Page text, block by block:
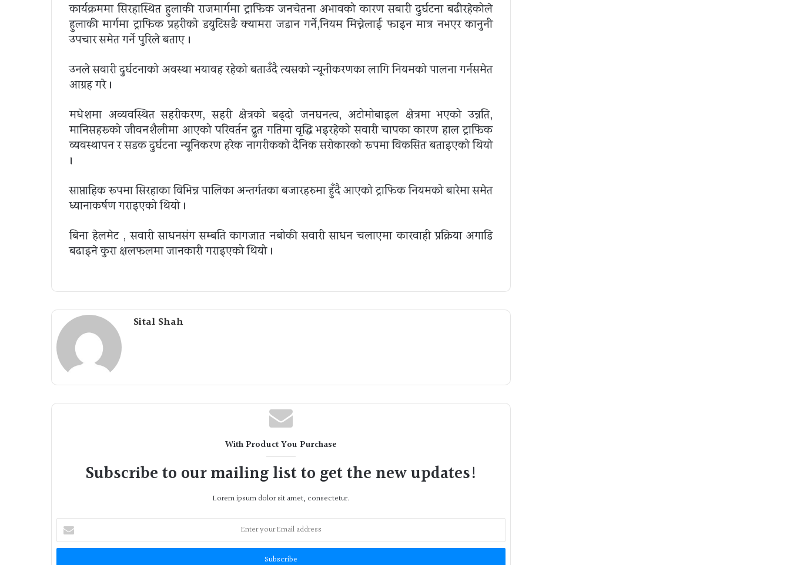
कार्यक्रममा सिरहास्थित हुलाकी राजमार्गमा ट्राफिक जनचेतना अभावको कारण सबारी दुर्घटना बढीरहेकोले
हुलाकी मार्गमा ट्राफिक प्रहरीको डयुटिसङै क्यामरा जडान गर्ने,नियम मिच्नेलाई फाइन मात्र नभएर कानुनी
उपचार समेत गर्ने पुरिले बताए ।
उनले सवारी दुर्घटनाको अवस्था भयावह रहेको बताउँदै त्यसको न्यूनीकरणका लागि नियमको पालना गर्नसमेत
आग्रह गरे ।
मधेशमा अव्यवस्थित सहरीकरण, सहरी क्षेत्रको बढ्दो जनघनत्व, अटोमोबाइल क्षेत्रमा भएको उन्नति,
मानिसहरूको जीवनशैलीमा आएको परिवर्तन द्रुत गतिमा वृद्धि भइरहेको सवारी चापका कारण हाल ट्राफिक
व्यवस्थापन र सडक दुर्घटना न्यूनिकरण हरेक नागरीकको दैनिक सरोकारको रूपमा विकसित बताइएको थियो
।
साप्ताहिक रूपमा सिरहाका विभिन्न पालिका अन्तर्गतका बजारहरुमा हुँदै आएको ट्राफिक नियमको बारेमा समेत
ध्यानाकर्षण गराइएको थियो ।
बिना हेलमेट , सवारी साधनसंग सम्बन्धित कागजात नबोकी सवारी साधन चलाएमा कारवाही प्रक्रिया अगाडि
बढाइने कुरा क्षलफलमा जानकारी गराइएको थियो ।
Sital Shah
With Product You Purchase
Subscribe to our mailing list to get the new updates!
Lorem ipsum dolor sit amet, consectetur.
Enter
your
Email